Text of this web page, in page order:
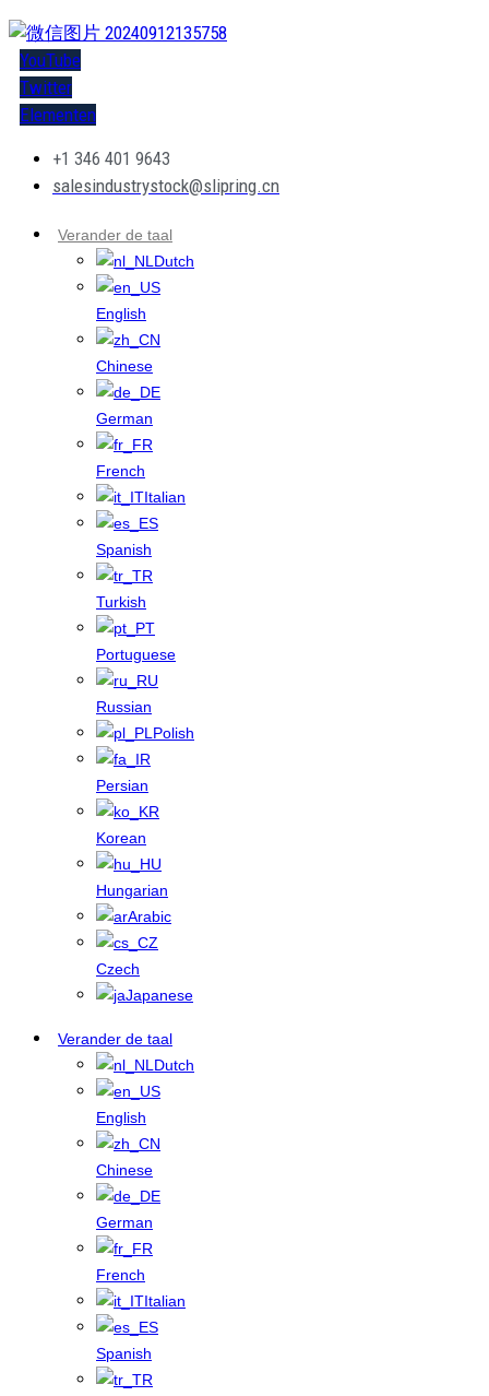
YouTube
Twitter
Elementen
+1 346 401 9643
salesindustrystock@slipring.cn
Verander de taal
Dutch
English
Chinese
German
French
Italian
Spanish
Turkish
Portuguese
Russian
Polish
Persian
Korean
Hungarian
Arabic
Czech
Japanese
Verander de taal
Dutch
English
Chinese
German
French
Italian
Spanish